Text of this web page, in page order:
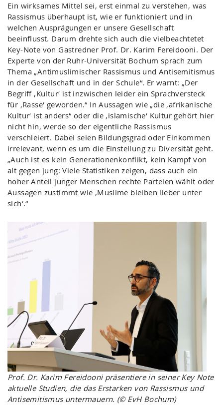
Ein wirksames Mittel sei, erst einmal zu verstehen, was
Rassismus überhaupt ist, wie er funktioniert und in
welchen Ausprägungen er unsere Gesellschaft
beeinflusst. Darum drehte sich auch die vielbeachtetet
Key-Note von Gastredner Prof. Dr. Karim Fereidooni. Der
Experte von der Ruhr-Universität Bochum sprach zum
Thema „Antimuslimischer Rassismus und Antisemitismus
in der Gesellschaft und in der Schule“. Er warnt: „Der
Begriff ‚Kultur‘ ist inzwischen leider ein Sprachversteck
für ‚Rasse‘ geworden.“ In Aussagen wie „die ‚afrikanische
Kultur‘ ist anders“ oder die ‚islamische‘ Kultur gehört hier
nicht hin, werde so der eigentliche Rassismus
verschleiert. Dabei seien Bildungsgrad oder Einkommen
irrelevant, wenn es um die Einstellung zu Diversität geht.
„Auch ist es kein Generationenkonflikt, kein Kampf von
alt gegen jung: Viele Statistiken zeigen, dass auch ein
hoher Anteil junger Menschen rechte Parteien wählt oder
Aussagen zustimmt wie ‚Muslime bleiben lieber unter
sich‘.“
Prof. Dr. Karim Fereidooni präsentiere in seiner Key Note
aktuelle Studien, die das Erstarken von Rassismus und
Antisemitismus untermauern. (© EvH Bochum)